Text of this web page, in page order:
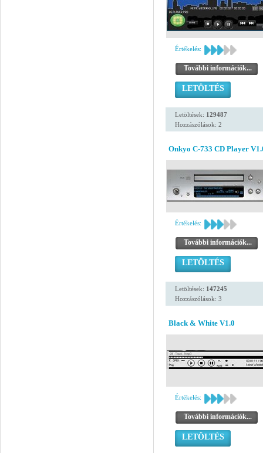
Értékelés:
További információk...
LETÖLTÉS
Letöltések: 129487
Hozzászólások: 2
Onkyo C-733 CD Player
Értékelés:
További információk...
LETÖLTÉS
Letöltések: 147245
Hozzászólások: 3
Black & White V1.0
Értékelés:
További információk...
LETÖLTÉS